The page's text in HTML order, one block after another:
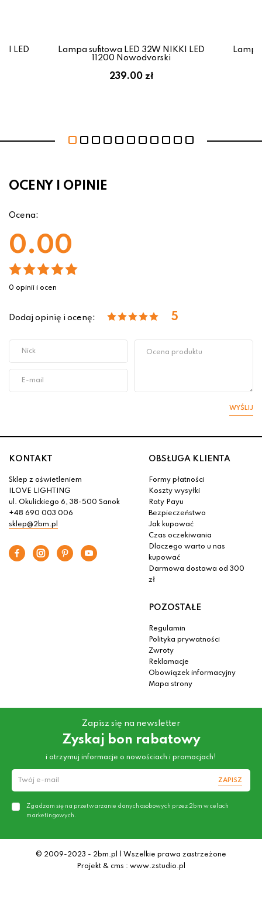
LED
Lampa sufitowa LED 32W NIKKI LED
11200 Nowodvorski
239.00 zł
OCENY I OPINIE
Ocena:
0.00
0 opinii i ocen
Dodaj opinię i ocenę: 5
WYŚLIJ
KONTAKT
Sklep z oświetleniem
ILOVE LIGHTING
ul. Okulickiego 6, 38-500 Sanok
+48 690 003 006
sklep@2bm.pl
OBSŁUGA KLIENTA
Formy płatności
Koszty wysyłki
Raty Payu
Bezpieczeństwo
Jak kupować
Czas oczekiwania
Dlaczego warto u nas
kupować
Darmowa dostawa od 300
zł
POZOSTAŁE
Regulamin
Polityka prywatności
Zwroty
Reklamacje
Obowiązek informacyjny
Mapa strony
Zapisz się na newsletter
Zyskaj bon rabatowy
i otrzymuj informacje o nowościach i promocjach!
ZAPISZ
Zgadzam się na przetwarzanie danych osobowych przez 2bm w celach
marketingowych.
© 2009-2023 - 2bm.pl | Wszelkie prawa zastrzeżone
Projekt & cms : www.zstudio.pl